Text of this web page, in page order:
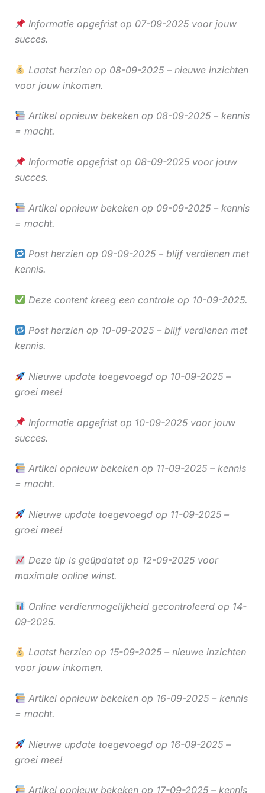
Informatie opgefrist op 07-09-2025 voor jouw
succes.
Laatst herzien op 08-09-2025 – nieuwe inzichten
voor jouw inkomen.
Artikel opnieuw bekeken op 08-09-2025 – kennis
= macht.
Informatie opgefrist op 08-09-2025 voor jouw
succes.
Artikel opnieuw bekeken op 09-09-2025 – kennis
= macht.
Post herzien op 09-09-2025 – blijf verdienen met
kennis.
Deze content kreeg een controle op 10-09-2025.
Post herzien op 10-09-2025 – blijf verdienen met
kennis.
Nieuwe update toegevoegd op 10-09-2025 –
groei mee!
Informatie opgefrist op 10-09-2025 voor jouw
succes.
Artikel opnieuw bekeken op 11-09-2025 – kennis
= macht.
Nieuwe update toegevoegd op 11-09-2025 –
groei mee!
Deze tip is geüpdatet op 12-09-2025 voor
maximale online winst.
Online verdienmogelijkheid gecontroleerd op 14-
09-2025.
Laatst herzien op 15-09-2025 – nieuwe inzichten
voor jouw inkomen.
Artikel opnieuw bekeken op 16-09-2025 – kennis
= macht.
Nieuwe update toegevoegd op 16-09-2025 –
groei mee!
Artikel opnieuw bekeken op 17-09-2025 – kennis